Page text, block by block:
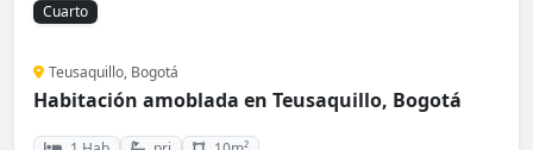
Cuarto
Teusaquillo, Bogotá
Habitación amoblada en Teusaquillo, Bogotá